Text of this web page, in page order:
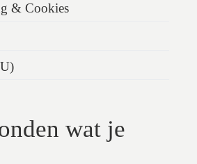
& Cookies
wat je